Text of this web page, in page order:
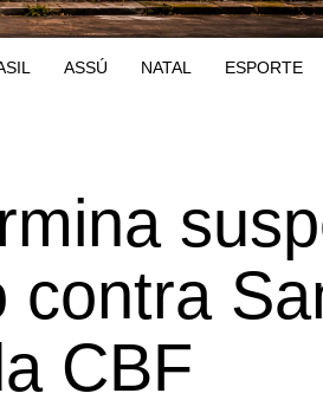
ASSÚ NATAL ESPORTE
contra
CBF